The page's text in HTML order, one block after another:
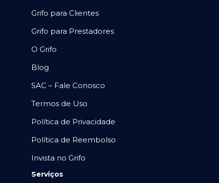
Grifo para Clientes
Grifo para Prestadores
O Grifo
Blog
SAC – Fale Conosco
Termos de Uso
Política de Privacidade
Política de Reembolso
Invista no Grifo
Serviços